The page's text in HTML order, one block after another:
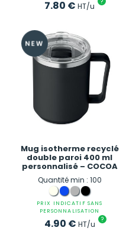
7.80 € HT/u
Mug isotherme recyclé
double paroi 400 ml
personnalisé – COCOA
Quantité min : 100
PRIX INDICATIF SANS
PERSONNALISATION
4.90 € HT/u ?